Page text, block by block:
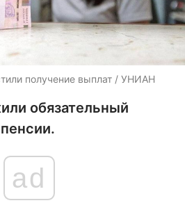
получение выплат / УНИАН
обязательный
ad